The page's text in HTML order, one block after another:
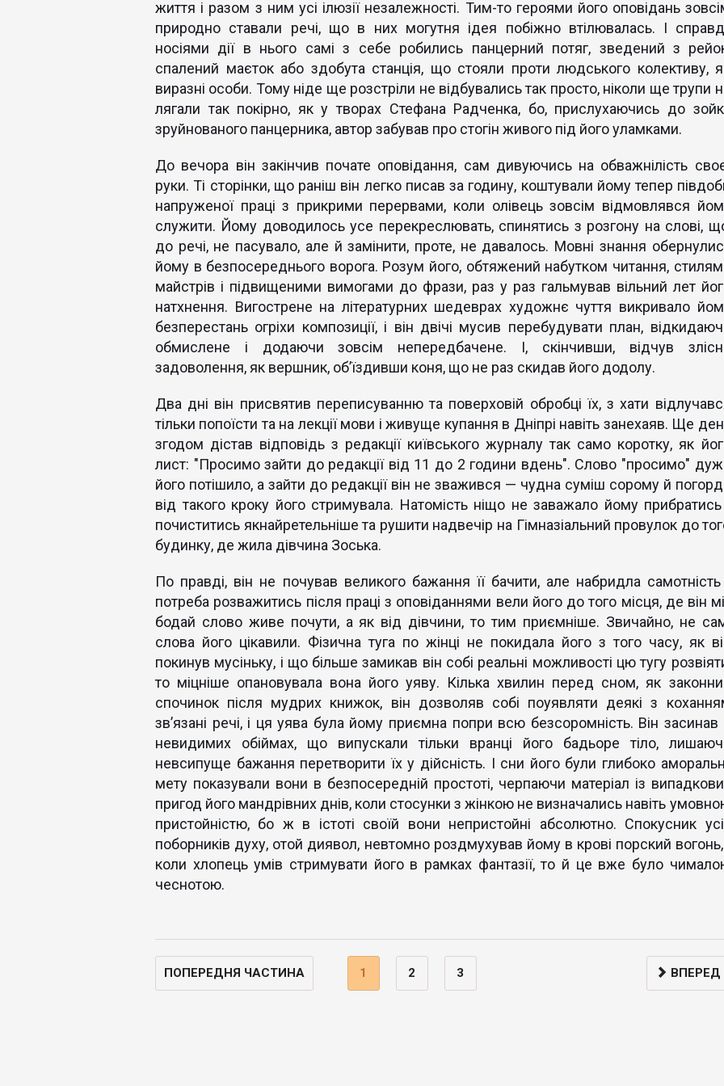
життя і разом з ним усі ілюзії незалежності. Тим-то героями його оповідань
природно ставали речі, що в них могутня ідея побіжно втілювалась. І
носіями дії в нього самі з себе робились панцерний потяг, зведений з
спалений маєток або здобута станція, що стояли проти людського колективу,
виразні особи. Тому ніде ще розстріли не відбувались так просто, ніколи ще трупи
лягали так покірно, як у творах Стефана Радченка, бо, прислухаючись до
зруйнованого панцерника, автор забував про стогін живого під його уламками.
До вечора він закінчив почате оповідання, сам дивуючись на обважнілість
руки. Ті сторінки, що раніш він легко писав за годину, коштували йому тепер
напруженої праці з прикрими перервами, коли олівець зовсім відмовлявся
служити. Йому доводилось усе перекреслювать, спинятись з розгону на слові,
до речі, не пасувало, але й замінити, проте, не давалось. Мовні знання
йому в безпосереднього ворога. Розум його, обтяжений набутком читання,
майстрів і підвищеними вимогами до фрази, раз у раз гальмував вільний лет
натхнення. Вигострене на літературних шедеврах художнє чуття викривало
безперестань огріхи композиції, і він двічі мусив перебудувати план,
обмислене і додаючи зовсім непередбачене. І, скінчивши, відчув
задоволення, як вершник, об’їздивши коня, що не раз скидав його додолу.
Два дні він присвятив переписуванню та поверховій обробці їх, з хати
тільки попоїсти та на лекції мови і живуще купання в Дніпрі навіть занехаяв. Ще
згодом дістав відповідь з редакції київського журналу так само коротку, як
лист: "Просимо зайти до редакції від 11 до 2 години вдень". Слово "просимо"
його потішило, а зайти до редакції він не зважився — чудна суміш сорому й
від такого кроку його стримувала. Натомість ніщо не заважало йому прибратись
почиститись якнайретельніше та рушити надвечір на Гімназіальний провулок до
будинку, де жила дівчина Зоська.
По правді, він не почував великого бажання її бачити, але набридла самотність
потреба розважитись після праці з оповіданнями вели його до того місця, де він
бодай слово живе почути, а як від дівчини, то тим приємніше. Звичайно, не
слова його цікавили. Фізична туга по жінці не покидала його з того часу, як
покинув мусіньку, і що більше замикав він собі реальні можливості цю тугу
то міцніше опановувала вона його уяву. Кілька хвилин перед сном, як
спочинок після мудрих книжок, він дозволяв собі поуявляти деякі з
зв’язані речі, і ця уява була йому приємна попри всю безсоромність. Він засинав
невидимих обіймах, що випускали тільки вранці його бадьоре тіло,
невсипуще бажання перетворити їх у дійсність. І сни його були глибоко
мету показували вони в безпосередній простоті, черпаючи матеріал із
пригод його мандрівних днів, коли стосунки з жінкою не визначались навіть
пристойністю, бо ж в істоті своїй вони непристойні абсолютно. Спокусник
поборників духу, отой диявол, невтомно роздмухував йому в крові порский вогонь,
коли хлопець умів стримувати його в рамках фантазії, то й це вже було
чеснотою.
ПОПЕРЕДНЯ ЧАСТИНА 1 2 3 ВПЕРЕД